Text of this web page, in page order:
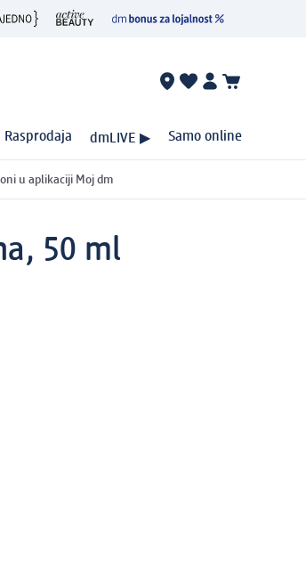
Rasprodaja dmLIVE ▶ Samo online
u aplikaciji Moj dm
50 ml